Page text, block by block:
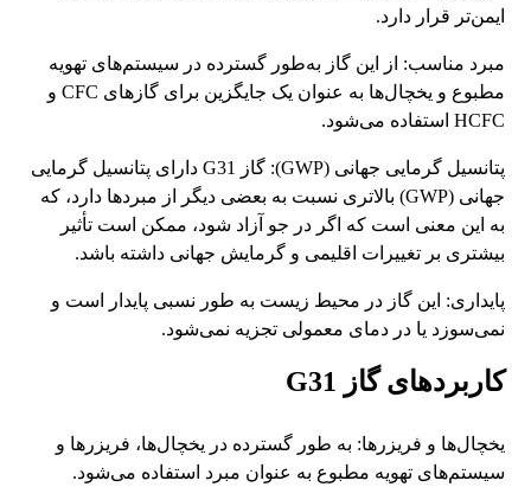
ایمن‌تر قرار دارد.
مبرد مناسب: از این گاز به‌طور گسترده در سیستم‌های تهویه
مطبوع و یخچال‌ها به عنوان یک جایگزین برای گازهای CFC و
HCFC استفاده می‌شود.
پتانسیل گرمایی جهانی (GWP): گاز G31 دارای پتانسیل گرمایی
جهانی (GWP) بالاتری نسبت به بعضی دیگر از مبردها دارد، که
به این معنی است که اگر در جو آزاد شود، ممکن است تأثیر
بیشتری بر تغییرات اقلیمی و گرمایش جهانی داشته باشد.
پایداری: این گاز در محیط زیست به طور نسبی پایدار است و
نمی‌سوزد یا در دمای معمولی تجزیه نمی‌شود.
کاربردهای گاز G31
یخچال‌ها و فریزرها: به طور گسترده در یخچال‌ها، فریزرها و
سیستم‌های تهویه مطبوع به عنوان مبرد استفاده می‌شود.